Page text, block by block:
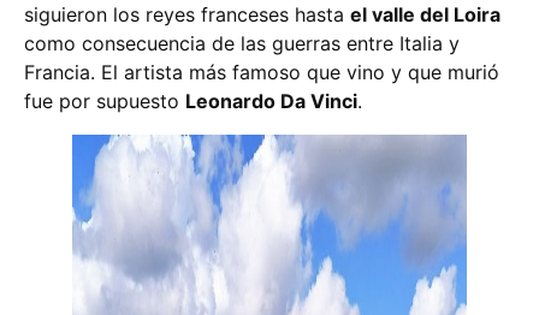
siguieron los reyes franceses hasta el valle del Loira
como consecuencia de las guerras entre Italia y
Francia. El artista más famoso que vino y que murió
fue por supuesto Leonardo Da Vinci.